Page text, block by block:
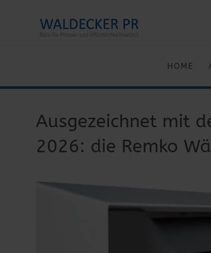
HOME
Ausgezeichnet mit
2026: die Remko